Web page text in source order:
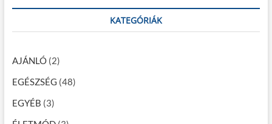
n
a
v
i
g
á
r
h
KATEGÓRIÁK
AJÁNLÓ(2)
EGÉSZSÉG (48)
EGYÉB (3)